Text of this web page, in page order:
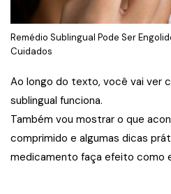
Remédio Sublingual Pode Ser
Cuidados
Ao longo do texto, você vai ver
sublingual funciona.
Também vou mostrar o que
comprimido e algumas dicas
medicamento faça efeito como